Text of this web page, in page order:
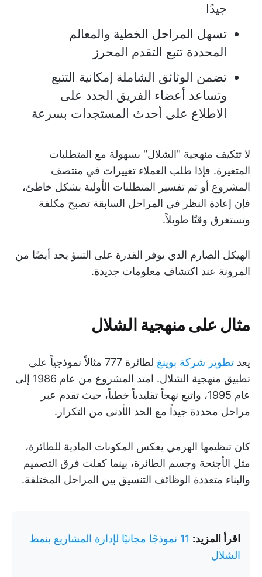
جيدًا
تسهل المراحل الخطية والمعالم
المحددة تتبع التقدم المحرز
تضمن الوثائق الشاملة إمكانية التتبع
وتساعد أعضاء الفريق الجدد على
الاطلاع على أحدث المستجدات بسرعة
لا تتكيف منهجية "الشلال" بسهولة مع المتطلبات
المتغيرة. فإذا طلب العملاء تغييرات في منتصف
المشروع أو تم تفسير المتطلبات الأولية بشكل خاطئ،
فإن إعادة النظر في المراحل السابقة تصبح مكلفة
وتستغرق وقتًا طويلاً.
الهيكل الصارم الذي يوفر القدرة على التنبؤ يحد أيضًا من
المرونة عند اكتشاف معلومات جديدة.
مثال على منهجية الشلال
يعد تطوير شركة بوينغ
لطائرة 777 مثالاً نموذجياً على
تطبيق منهجية الشلال. امتد المشروع من عام 1986 إلى
عام 1995، واتبع نهجاً تقليدياً خطياً، حيث تقدم عبر
مراحل محددة جيداً مع الحد الأدنى من التكرار.
كان تنظيمها الهرمي يعكس المكونات المادية للطائرة،
مثل الأجنحة وجسم الطائرة، بينما كفلت فرق التصميم
والبناء متعددة الوظائف التنسيق بين المراحل المختلفة.
اقرأ المزيد:
11 نموذجًا مجانيًا لإدارة المشاريع بنمط
الشلال